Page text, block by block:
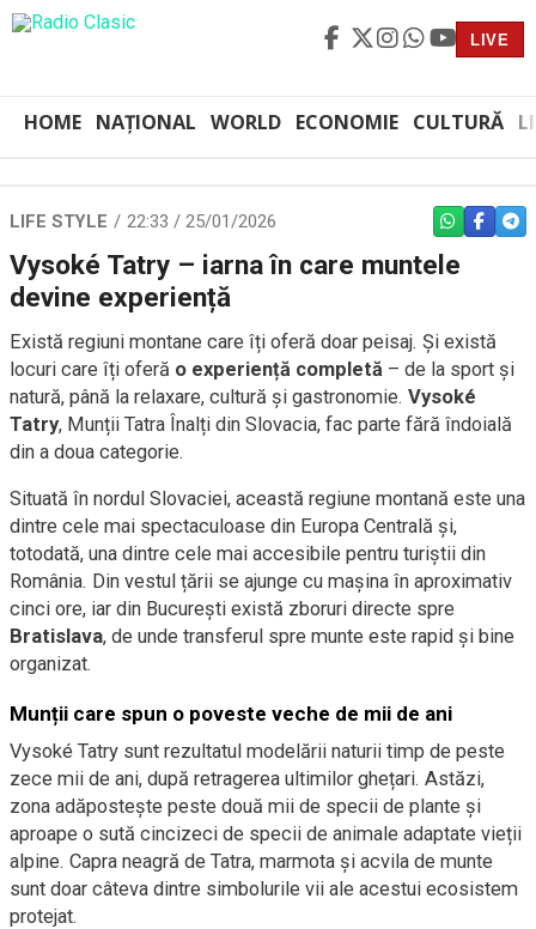
LIVE
HOME NAȚIONAL WORLD ECONOMIE CULTURĂ
LIFE STYLE 22:33 / 25/01/2026 WHATSAPP
Vysoké Tatry – iarna în care muntele
devine experiență
Există regiuni montane care îți oferă doar peisaj. Și există
locuri care îți oferă o experiență completă – de la sport și
natură, până la relaxare, cultură și gastronomie. Vysoké
Tatry, Munții Tatra Înalți din Slovacia, fac parte fără îndoială
din a doua categorie.
Situată în nordul Slovaciei, această regiune montană este una
dintre cele mai spectaculoase din Europa Centrală și,
totodată, una dintre cele mai accesibile pentru turiștii din
România. Din vestul țării se ajunge cu mașina în aproximativ
cinci ore, iar din București există zboruri directe spre
Bratislava, de unde transferul spre munte este rapid și bine
organizat.
Munții care spun o poveste veche de mii de ani
Vysoké Tatry sunt rezultatul modelării naturii timp de peste
zece mii de ani, după retragerea ultimilor ghețari. Astăzi,
zona adăpostește peste două mii de specii de plante și
aproape o sută cincizeci de specii de animale adaptate vieții
alpine. Capra neagră de Tatra, marmota și acvila de munte
sunt doar câteva dintre simbolurile vii ale acestui ecosistem
protejat.